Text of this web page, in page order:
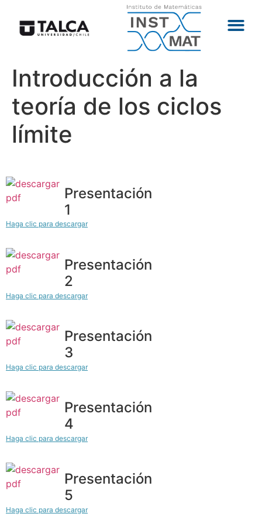
Introducción a la
teoría de los ciclos
límite
Presentación
1
Haga clic para descargar
Presentación
2
Haga clic para descargar
Presentación
3
Haga clic para descargar
Presentación
4
Haga clic para descargar
Presentación
5
Haga clic para descargar